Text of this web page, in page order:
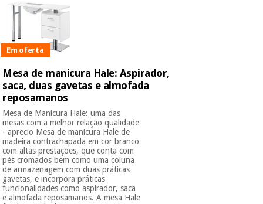
Em oferta
Mesa de manicura Hale: Aspirador,
saca, duas gavetas e almofada
reposamanos
Mesa de Manicura Hale: uma das
mesas com a melhor relação qualidade
- aprecio Mesa de manicura Hale de
madeira contrachapada em cor branco
com altas prestações, que conta com
pés cromados bem como uma coluna
de armazenagem com duas práticas
gavetas, e incorpora práticas
funcionalidades como aspirador, saca
e almofada reposamanos. A mesa Hale